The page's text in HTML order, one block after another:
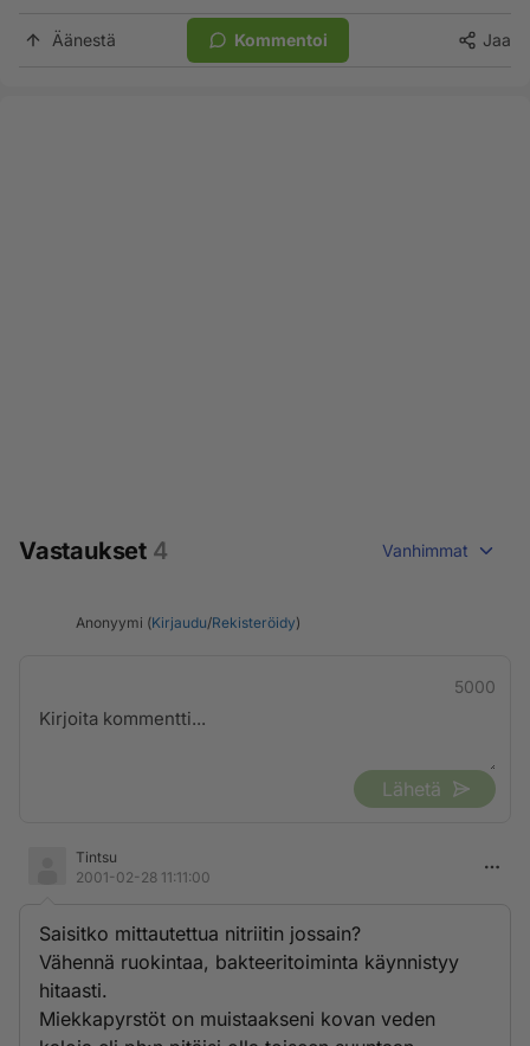
Äänestä Kommentoi Jaa
Vastaukset 4 Vanhimmat
Anonyymi (Kirjaudu/Rekisteröidy)
5000
Lähetä
Tintsu
2001-02-28 11:11:00
Saisitko mittautettua nitriitin jossain?
Vähennä ruokintaa, bakteeritoiminta käynnistyy
hitaasti.
Miekkapyrstöt on muistaakseni kovan veden